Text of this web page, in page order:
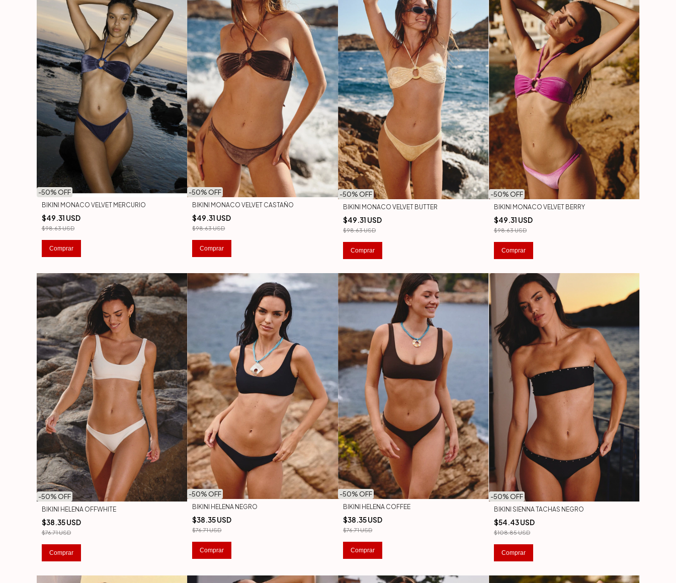
-50% OFF
BIKINI MONACO VELVET MERCURIO
$49.31 USD
$98.63 USD
Comprar
-50% OFF
BIKINI MONACO VELVET CASTAÑO
$49.31 USD
$98.63 USD
Comprar
-50% OFF
BIKINI MONACO VELVET BUTTER
$49.31 USD
$98.63 USD
Comprar
-50% OFF
BIKINI MONACO VELVET BERRY
$49.31 USD
$98.63 USD
Comprar
-50% OFF
BIKINI HELENA OFFWHITE
$38.35 USD
$76.71 USD
Comprar
-50% OFF
BIKINI HELENA NEGRO
$38.35 USD
$76.71 USD
Comprar
-50% OFF
BIKINI HELENA COFFEE
$38.35 USD
$76.71 USD
Comprar
-50% OFF
BIKINI SIENNA TACHAS NEGRO
$54.43 USD
$108.85 USD
Comprar